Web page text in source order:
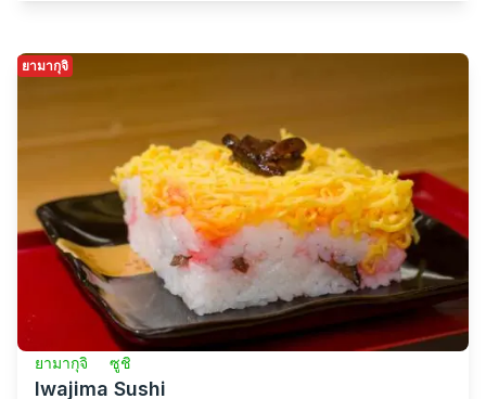
ยามากุจิ อาหารท้องถิ่น/อาหารท้องถิ่น
อิวาคุนิ เรนคง
อิวาคุนิ เรนคง (岩国れんこん, Iwakuni Renkon) เป็น
ผลิตภัณฑ์ขึ้นชื่อจากเมืองอิวาคุนิ ซึ่งมีชื่อเสียงว่าเป็นหนึ่งใน
แหล่งปลูกรากบัวที่ใหญ่ที่สุดในญี่ปุ่น คุณลัก...